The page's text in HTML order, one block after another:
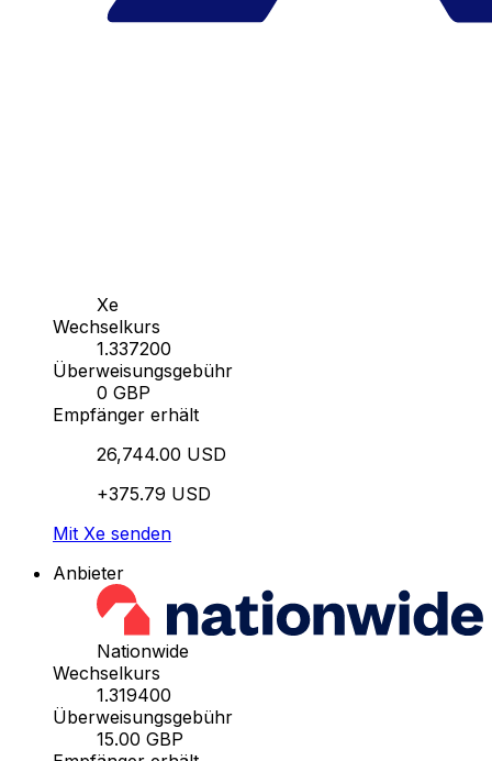
Xe
Wechselkurs
1.337200
Überweisungsgebühr
0 GBP
Empfänger erhält
26,744.00 USD
+375.79 USD
Mit Xe senden
Anbieter
Nationwide
Wechselkurs
1.319400
Überweisungsgebühr
15.00 GBP